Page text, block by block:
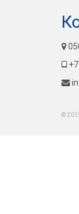
©